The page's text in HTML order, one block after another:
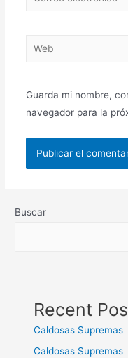
Guarda mi nombre,
navegador para la
Buscar
Recent
Caldosas Supremas
Caldosas Supremas